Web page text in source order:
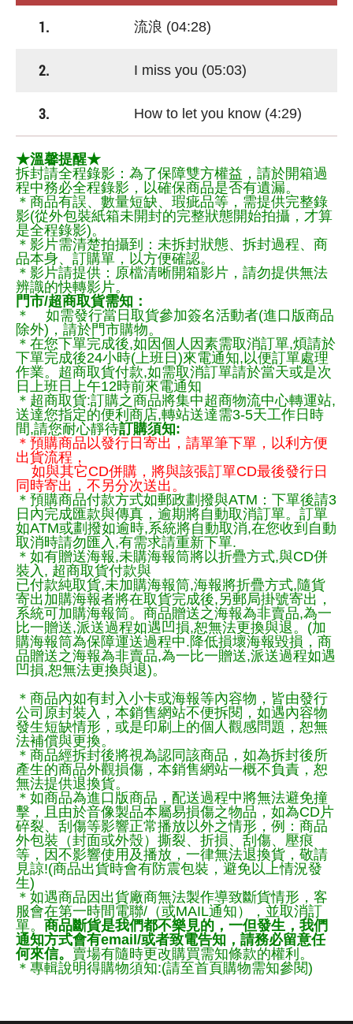
1. 流浪 (04:28)
2. I miss you (05:03)
3. How to let you know (4:29)
★溫馨提醒★
拆封請全程錄影：為了保障雙方權益，請於開箱過
程中務必全程錄影，以確保商品是否有遺漏。
＊商品有誤、數量短缺、瑕疵品等，需提供完整錄
影(從外包裝紙箱未開封的完整狀態開始拍攝，才算
是全程錄影)。
＊影片需清楚拍攝到：未拆封狀態、拆封過程、商
品本身、訂購單，以方便確認。
＊影片請提供：原檔清晰開箱影片，請勿提供無法
辨識的快轉影片。
門市/超商取貨需知：
＊ 如需發行當日取貨參加簽名活動者(進口版商品
除外)，請於門市購物。
＊在您下單完成後,如因個人因素需取消訂單,煩請於
下單完成後24小時(上班日)來電通知,以便訂單處理
作業。超商取貨付款,如需取消訂單請於當天或是次
日上班日上午12時前來電通知
＊超商取貨:訂購之商品將集中超商物流中心轉運站,
送達您指定的便利商店,轉站送達需3-5天工作日時
間,請您耐心靜待訂購須知:
＊預購商品以發行日寄出，請單筆下單，以利方便
出貨流程，
如與其它CD併購，將與該張訂單CD最後發行日
同時寄出，不另分次送出。
＊預購商品付款方式如郵政劃撥與ATM：下單後請3
日內完成匯款與傳真，逾期將自動取消訂單。訂單
如ATM或劃撥如逾時,系統將自動取消,在您收到自動
取消時請勿匯入,有需求請重新下單.
＊如有贈送海報,未購海報筒將以折疊方式,與CD併
裝入, 超商取貨付款與
已付款純取貨,未加購海報筒,海報將折疊方式,隨貨
寄出加購海報者將在取貨完成後,另郵局掛號寄出，
系統可加購海報筒。商品贈送之海報為非賣品,為一
比一贈送,派送過程如遇凹損,恕無法更換與退。(加
購海報筒為保障運送過程中.降低損壞海報毀損，商
品贈送之海報為非賣品,為一比一贈送,派送過程如遇
凹損,恕無法更換與退)。
＊商品內如有封入小卡或海報等內容物，皆由發行
公司原封裝入，本銷售網站不便拆閱，如遇內容物
發生短缺情形，或是印刷上的個人觀感問題，恕無
法補償與更換。
＊商品經拆封後將視為認同該商品，如為拆封後所
產生的商品外觀損傷，本銷售網站一概不負責，恕
無法提供退換貨。
＊如商品為進口版商品，配送過程中將無法避免撞
擊，且由於音像製品本屬易損傷之物品，如為CD片
碎裂、刮傷等影響正常播放以外之情形，例：商品
外包裝（封面或外殼）撕裂、折損、刮傷、壓痕
等，因不影響使用及播放，一律無法退換貨，敬請
見諒!(商品出貨時會有防震包裝，避免以上情況發
生)
＊如遇商品因出貨廠商無法製作導致斷貨情形，客
服會在第一時間電聯/（或MAIL通知），並取消訂
單。 商品斷貨是我們都不樂見的，一但發生，我們
通知方式會有email/或者致電告知，請務必留意任
何來信。 賣場有隨時更改購買需知條款的權利。
＊專輯說明得購物須知:(請至首頁購物需知參閱)